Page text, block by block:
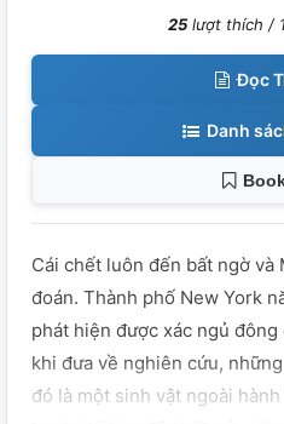
25 lượt thích /
Đọc
Danh
Cái chết luôn đến bất ngờ và
đoán. Thành phố New York
phát hiện được xác ngủ
khi đưa về nghiên cứu,
đó là một sinh vật ngoài